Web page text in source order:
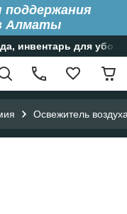
Алматы
инвентарь для
Освежитель